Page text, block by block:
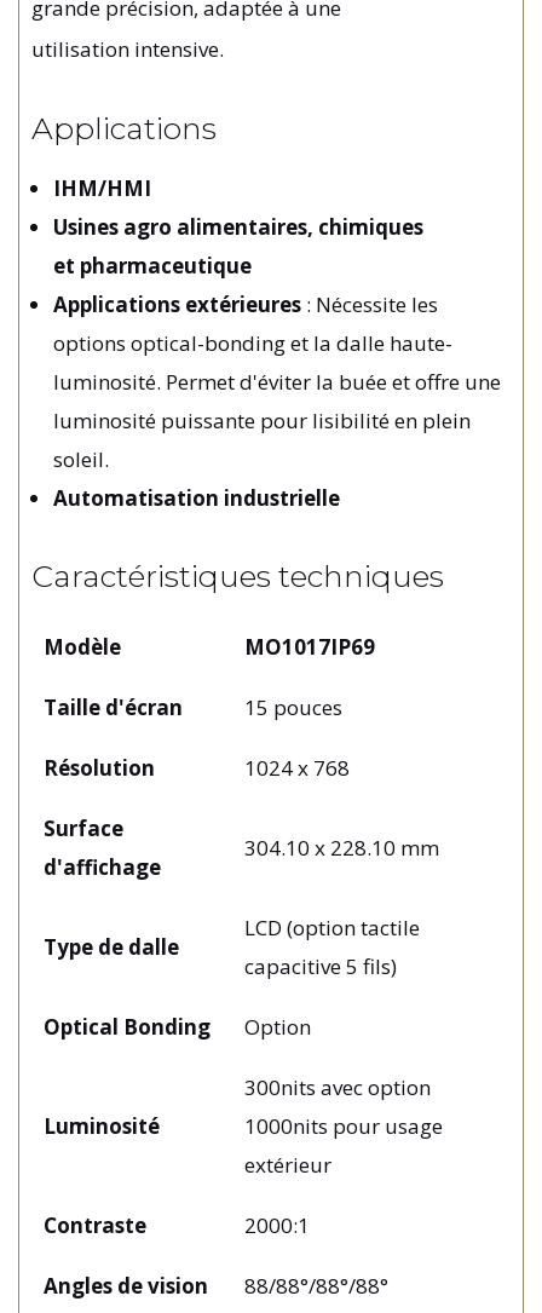
grande précision, adaptéeà une
utilisation intensive.
Applications
IHM/HMI
Usines agro alimentaires, chimiques
et pharmaceutique
Applications extérieures : Nécessite les
options optical-bonding et la dalle haute-
luminosité. Permet d'éviter la buée et offre une
luminosité puissante pour lisibilité en plein
soleil.
Automatisation industrielle
Caractéristiques techniques
Modèle MO1017IP69
Taille d'écran 15 pouces
Résolution 1024 x 768
Surface
d'affichage
304.10 x 228.10 mm
Type de dalle
LCD (option tactile
capacitive 5 fils)
Optical Bonding Option
Luminosité
300nits avec option
1000nits pour usage
extérieur
Contraste 2000:1
Angles de vision 88/88°/88°/88°